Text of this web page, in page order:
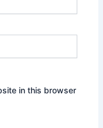
in this browser